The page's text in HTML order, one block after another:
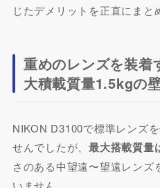
じたデメリットを正直にまと
重めのレンズを装着
大積載質量1.5kgの壁
NIKON D3100で標準レンズ
せんでしたが、最大搭載質量
さのある中望遠〜望遠レンズ